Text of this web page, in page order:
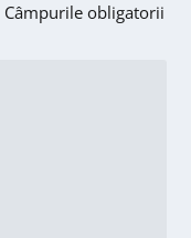
Câmpurile obligatorii